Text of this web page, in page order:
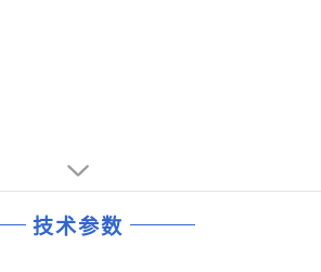
技术参数